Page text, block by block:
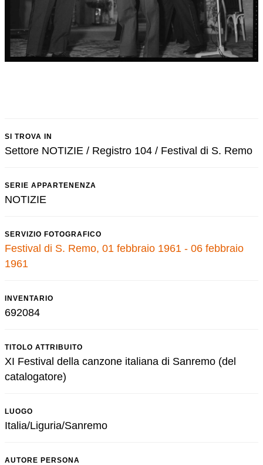
SI TROVA IN
Settore NOTIZIE / Registro 104 / Festival di S. Remo
SERIE APPARTENENZA
NOTIZIE
SERVIZIO FOTOGRAFICO
Festival di S. Remo, 01 febbraio 1961 - 06 febbraio
1961
INVENTARIO
692084
TITOLO ATTRIBUITO
XI Festival della canzone italiana di Sanremo (del
catalogatore)
LUOGO
Italia/Liguria/Sanremo
AUTORE PERSONA